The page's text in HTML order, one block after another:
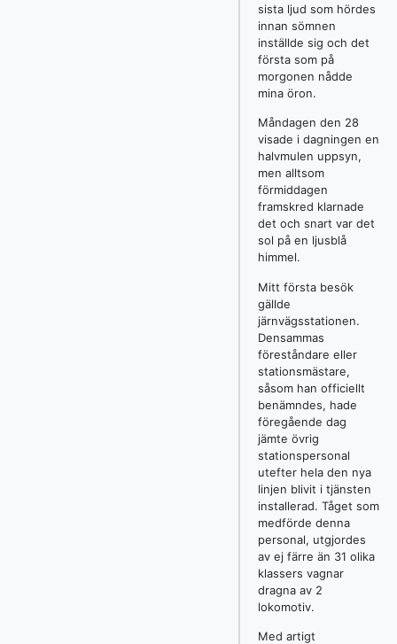
sista ljud som hördes
innan sömnen
inställde sig och det
första som på
morgonen nådde
mina öron.
Måndagen den 28
visade i dagningen en
halvmulen uppsyn,
men alltsom
förmiddagen
framskred klarnade
det och snart var det
sol på en ljusblå
himmel.
Mitt första besök
gällde
järnvägsstationen.
Densammas
föreståndare eller
stationsmästare,
såsom han officiellt
benämndes, hade
föregående dag
jämte övrig
stationspersonal
utefter hela den nya
linjen blivit i tjänsten
installerad. Tåget som
medförde denna
personal, utgjordes
av ej färre än 31 olika
klassers vagnar
dragna av 2
lokomotiv.
Med artigt